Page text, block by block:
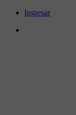
Ingresar